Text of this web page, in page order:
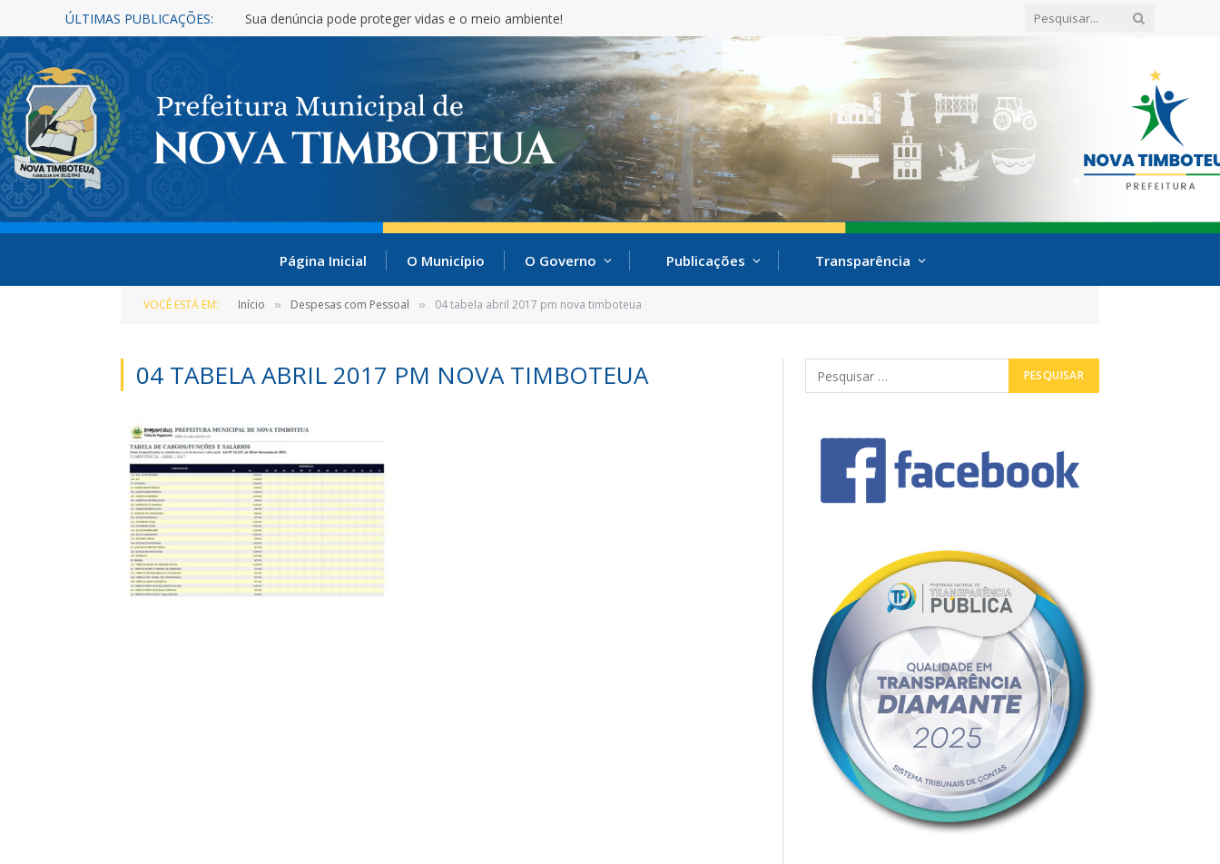
ÚLTIMAS PUBLICAÇÕES: Sua denúncia pode proteger vidas e o meio ambiente!
Página Inicial O Município O Governo Publicações Transparência
VOCÊ ESTÁ EM: Início » Despesas com Pessoal » 04 tabela abril 2017 pm nova timboteua
04 TABELA ABRIL 2017 PM NOVA TIMBOTEUA